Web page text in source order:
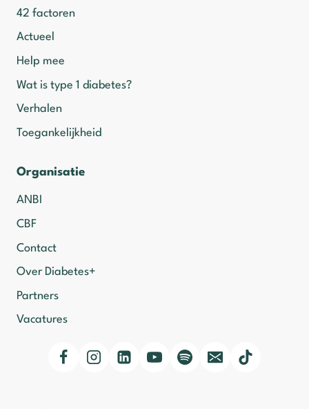
42 factoren
Actueel
Help mee
Wat is type 1 diabetes?
Verhalen
Toegankelijkheid
Organisatie
ANBI
CBF
Contact
Over Diabetes+
Partners
Vacatures